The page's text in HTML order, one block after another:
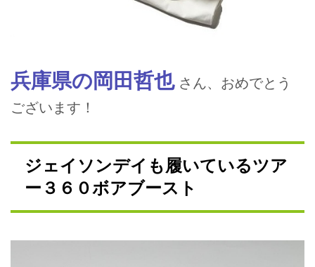
兵庫県の岡田哲也 さん、おめでとう
ございます！
ジェイソンデイも履いているツア
ー３６０ボアブースト